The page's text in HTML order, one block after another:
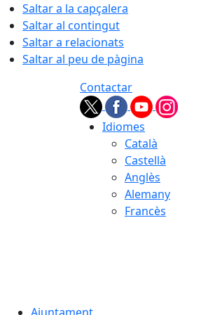
Saltar a la capçalera
Saltar al contingut
Saltar a relacionats
Saltar al peu de pàgina
Contactar
Idiomes
Català
Castellà
Anglès
Alemany
Francès